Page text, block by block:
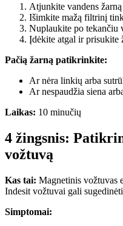
Atjunkite vandens
Išimkite mažą filtrinį
Nuplaukite po tekančiu
Įdėkite atgal ir prisukite
Pačią žarną patikrinkite:
Ar nėra linkių arba
Ar nespaudžia siena
Laikas: 10 minučių
4 žingsnis:
vožtuvą
Kas tai: Magnetinis vožtuvas
Indesit vožtuvai gali
Simptomai: